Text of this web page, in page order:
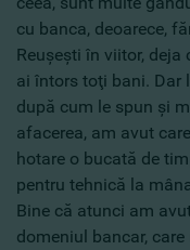
cu banca, deoarece,
Reuşeşti în viitor,
ai întors toţi bani. Dar
după cum le spun şi
afacerea, am avut
hotare o bucată de
pentru tehnică la
Bine că atunci am
domeniul bancar,